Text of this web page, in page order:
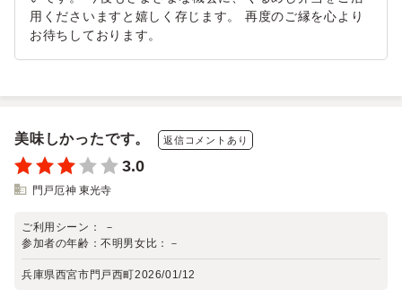
用くださいますと嬉しく存じます。 再度のご縁を心より
お待ちしております。
美味しかったです。 返信コメントあり
3.0
門戸厄神 東光寺
ご利用シーン：
－
参加者の年齢：不明 男女比： －
兵庫県西宮市門戸西町2026/01/12